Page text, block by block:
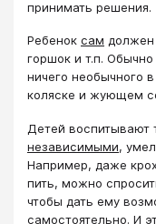
принимать решения.
Ребенок сам должен
горшок и т.п. Обычно
ничего необычного
коляске и жующем
Детей воспитывают
независимыми,
Например, даже
пить, можно
чтобы дать ему
самостоятельно. И